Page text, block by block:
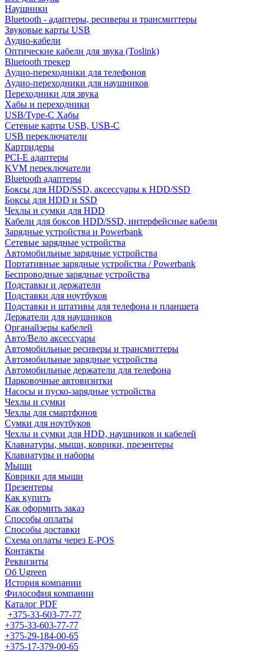
Наушники
Bluetooth - адаптеры, ресиверы и трансмиттеры
Звуковые карты USB
Аудио-кабели
Оптические кабели для звука (Toslink)
Bluetooth трекер
Аудио-переходники для телефонов
Аудио-переходники для наушников
Переходники для звука
Хабы и переходники
USB/Type-C Хабы
Сетевые карты USB, USB-C
USB переключатели
Картридеры
PCI-E адаптеры
KVM переключатели
Bluetooth адаптеры
Боксы для HDD/SSD, аксессуары к HDD/SSD
Боксы для HDD и SSD
Чехлы и сумки для HDD
Кабели для боксов HDD/SSD, интерфейсные кабели
Зарядные устройства и Powerbank
Сетевые зарядные устройства
Автомобильные зарядные устройства
Портативные зарядные устройства / Powerbank
Беспроводные зарядные устройства
Подставки и держатели
Подставки для ноутбуков
Подставки и штативы для телефона и планшета
Держатели для наушников
Органайзеры кабелей
Авто/Вело аксессуары
Автомобильные ресиверы и трансмиттеры
Автомобильные зарядные устройства
Автомобильные держатели для телефона
Парковочные автовизитки
Насосы и пуско-зарядные устройства
Чехлы и сумки
Чехлы для смартфонов
Сумки для ноутбуков
Чехлы и сумки для HDD, наушников и кабелей
Клавиатуры, мыши, коврики, презентеры
Клавиатуры и наборы
Мыши
Коврики для мыши
Презентеры
Как купить
Как оформить заказ
Способы оплаты
Способы доставки
Схема оплаты через E-POS
Контакты
Реквизиты
Об Ugreen
История компании
Философия компании
Каталог PDF
+375-33-603-77-77
+375-33-603-77-77
+375-29-184-00-65
+375-17-379-00-65